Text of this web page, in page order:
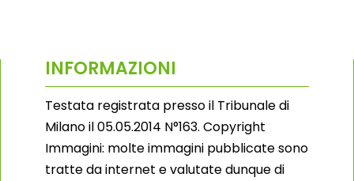
INFORMAZIONI
Testata registrata presso il Tribunale di
Milano il 05.05.2014 N°163. Copyright
Immagini: molte immagini pubblicate sono
tratte da internet e valutate dunque di